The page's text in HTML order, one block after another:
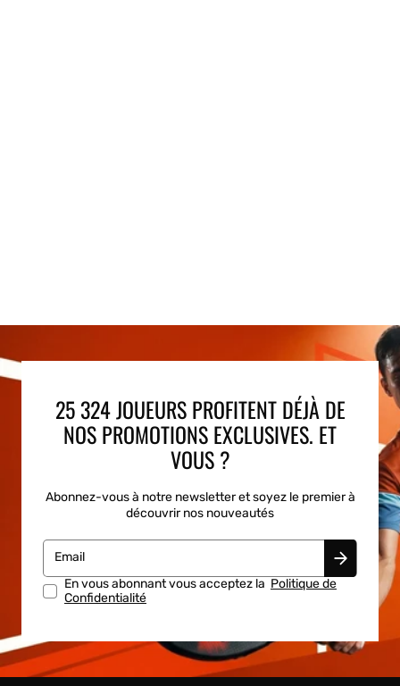
25 324 JOUEURS PROFITENT DÉJÀ DE
NOS PROMOTIONS EXCLUSIVES. ET
VOUS ?
Abonnez-vous à notre newsletter et soyez le premier à
découvrir nos nouveautés
Email
En vous abonnant vous acceptez la Politique de
Confidentialité